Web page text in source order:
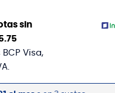
sin
.75
Visa,